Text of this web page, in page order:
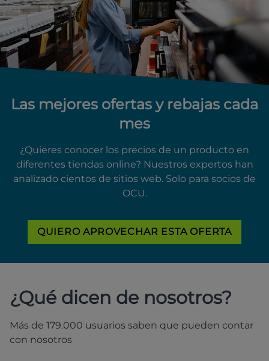
Las mejores ofertas y rebajas cada
mes
¿Quieres conocer los precios de un producto en
diferentes tiendas online? Nuestros expertos han
analizado cientos de sitios web. Solo para socios de
OCU.
QUIERO APROVECHAR ESTA OFERTA
¿Qué dicen de nosotros?
Más de 179.000 usuarios saben que pueden contar
con nosotros